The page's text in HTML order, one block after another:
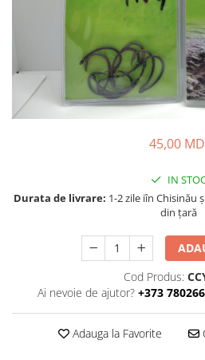
Lansete Feeder, Stationar, Pluta
Mulinete Feeder, Stationar, Pluta
Fire feeder, stationar
Plute si Indicatoare
Platforme feeder, suporturi,
tripoduri
Accesorii monturi
Accesorii si instrumente
Nada, momeala, aditivi
Lansete la rapitor
Fire rapitor
45,00
IN
Durata de livrare: 1-2 zile iîn Chisinău
din țară
Cod Produs:
Ai nevoie de ajutor? +373
Adauga la Favorite